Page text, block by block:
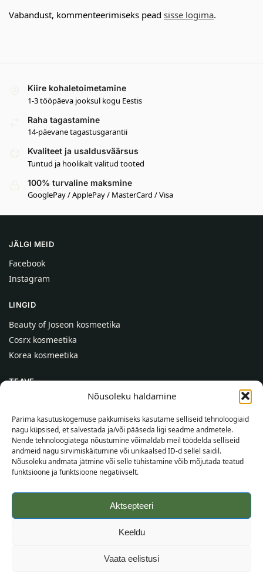
Nõusoleku haldamine
Parima kasutuskogemuse pakkumiseks kasutame selliseid tehnoloogiaid
nagu küpsised, et salvestada ja/või pääseda ligi seadme andmetele.
Nende tehnoloogiatega nõustumine võimaldab meil töödelda selliseid
andmeid nagu sirvimiskäitumine või unikaalsed ID-d sellel saidil.
Nõusoleku andmata jätmine või selle tühistamine võib mõjutada teatud
funktsioone ja funktsioone negatiivselt.
Aktsepteeri
Keeldu
Vaata eelistusi
Vabandust, kommenteerimiseks pead sisse logima.
Kiire kohaletoimetamine
1-3 tööpäeva jooksul kogu Eestis
Raha tagastamine
14-päevane tagastusgarantii
Kvaliteet ja usaldusväärsus
Tuntud ja hoolikalt valitud tooted
100% turvaline maksmine
GooglePay / ApplePay / MasterCard / Visa
JÄLGI MEID
Facebook
Instagram
LINGID
Beauty of Joseon kosmeetika
Cosrx kosmeetika
Korea kosmeetika
TEAVE
Kontaktid
Abi
TEAVE OSTJALE
Tarnetingimused
Tingimused
Veebikaart